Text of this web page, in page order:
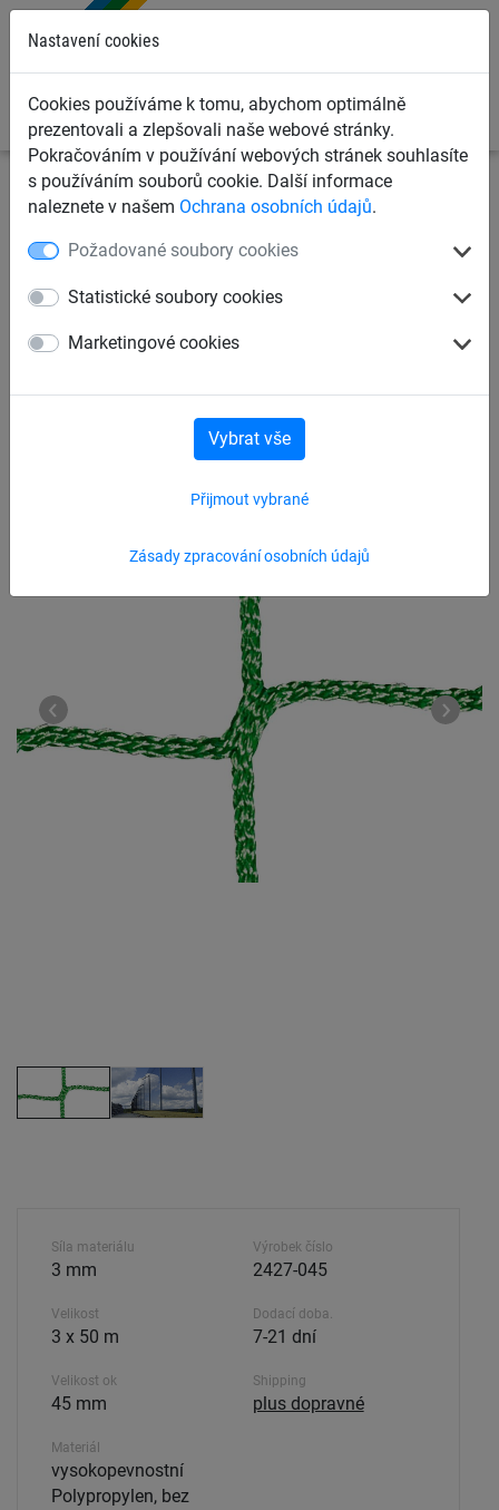
Nastavení cookies
Cookies používáme k tomu, abychom optimálně
prezentovali a zlepšovali naše webové stránky.
Pokračováním v používání webových stránek souhlasíte
s používáním souborů cookie. Další informace
naleznete v našem Ochrana osobních údajů.
Požadované soubory cookies
Statistické soubory cookies
Marketingové cookies
Zásady zpracování osobních údajů
Přijmout vybrané
Vybrat vše
Ochranné sítě a plachty Sítě na skládky
Síť na skládky PP 3 mm, oko
45 mm
Síla materiálu
3 mm
Velikost
3 x 50 m
Velikost ok
45 mm
Materiál
vysokopevnostní
Polypropylen, bez
Výrobek číslo
2427-045
Dodací doba.
7-21 dní
Shipping
plus dopravné